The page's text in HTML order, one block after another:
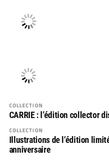
COLLECTION
CARRIE : l’édition collector
COLLECTION
Illustrations de l’édition
anniversaire